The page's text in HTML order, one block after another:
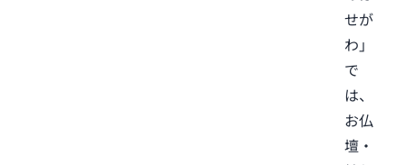
せが
わ」
で
は、
お仏
壇・